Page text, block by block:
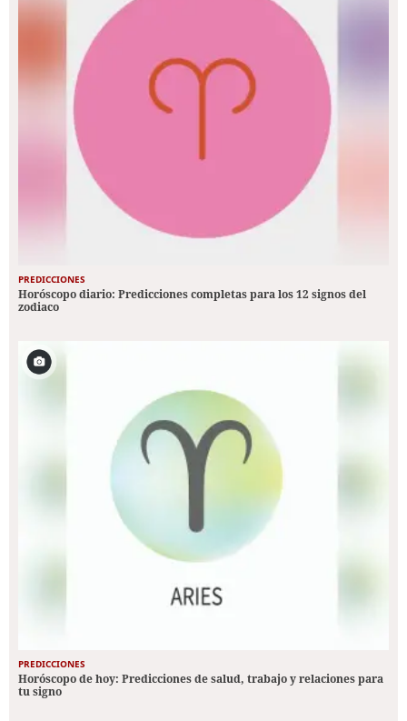
PREDICCIONES
Horóscopo diario: Predicciones completas para los 12 signos del
zodiaco
PREDICCIONES
Horóscopo de hoy: Predicciones de salud, trabajo y relaciones para
tu signo